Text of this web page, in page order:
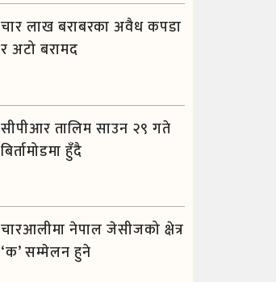
चार लाख बराबरका अवैध कपडा
र अटो बरामद
सीपीआर तालिम साउन २९ गते
बिर्तामोडमा हुँदै
चारआलीमा नेपाल जेसीजको क्षेत्र
‘क’ सम्मेलन हुने